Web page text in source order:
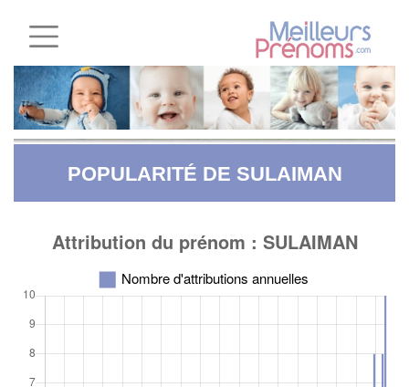
POPULARITÉ DE SULAIMAN